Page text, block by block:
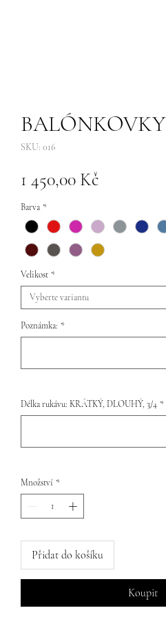
BALÓNKOVKY
SKU: 016
1 450,00 Kč
Barva *
Velikost *
Vyberte variantu
Poznámka: *
Délka rukávu: KRÁTKÝ, DLOUHÝ, 3/4 *
Množství *
Přidat do košíku
Koupit